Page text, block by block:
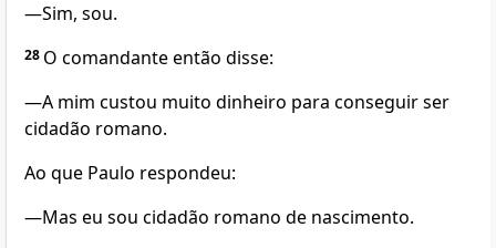
—Sim, sou.
28 O comandante então disse:
—A mim custou muito dinheiro para conseguir ser
cidadão romano.
Ao que Paulo respondeu:
—Mas eu sou cidadão romano de nascimento.